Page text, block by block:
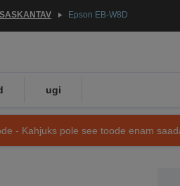
Epson EB-W8D
ugi
- Kahjuks pole see toode enam